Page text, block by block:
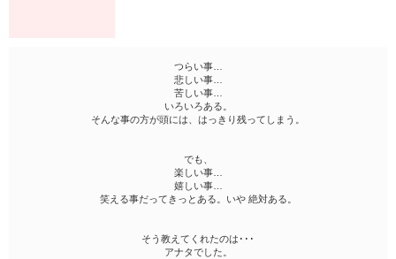
つらい事…
悲しい事…
苦しい事…
いろいろある。
そんな事の方が頭には、はっきり残ってしまう。
でも、
楽しい事…
嬉しい事…
笑える事だってきっとある。いや 絶対ある。
そう教えてくれたのは･･･
アナタでした。